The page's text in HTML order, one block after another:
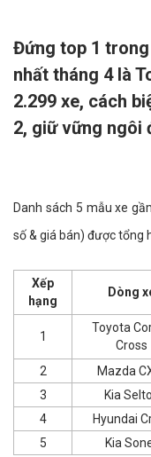
Đứng top 1 trong
nhất tháng 4 là
2.299 xe, cách
2, giữ vững ngôi
Danh sách 5 mẫu xe
số & giá bán) được tổng
Xếp
hạng
Dòng
1
Toyota
Cross
2 Mazda
3
Kia
4
Hyundai
5
Kia